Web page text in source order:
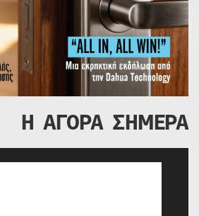
Η ΑΓΟΡΑ ΣΗΜΕΡΑ